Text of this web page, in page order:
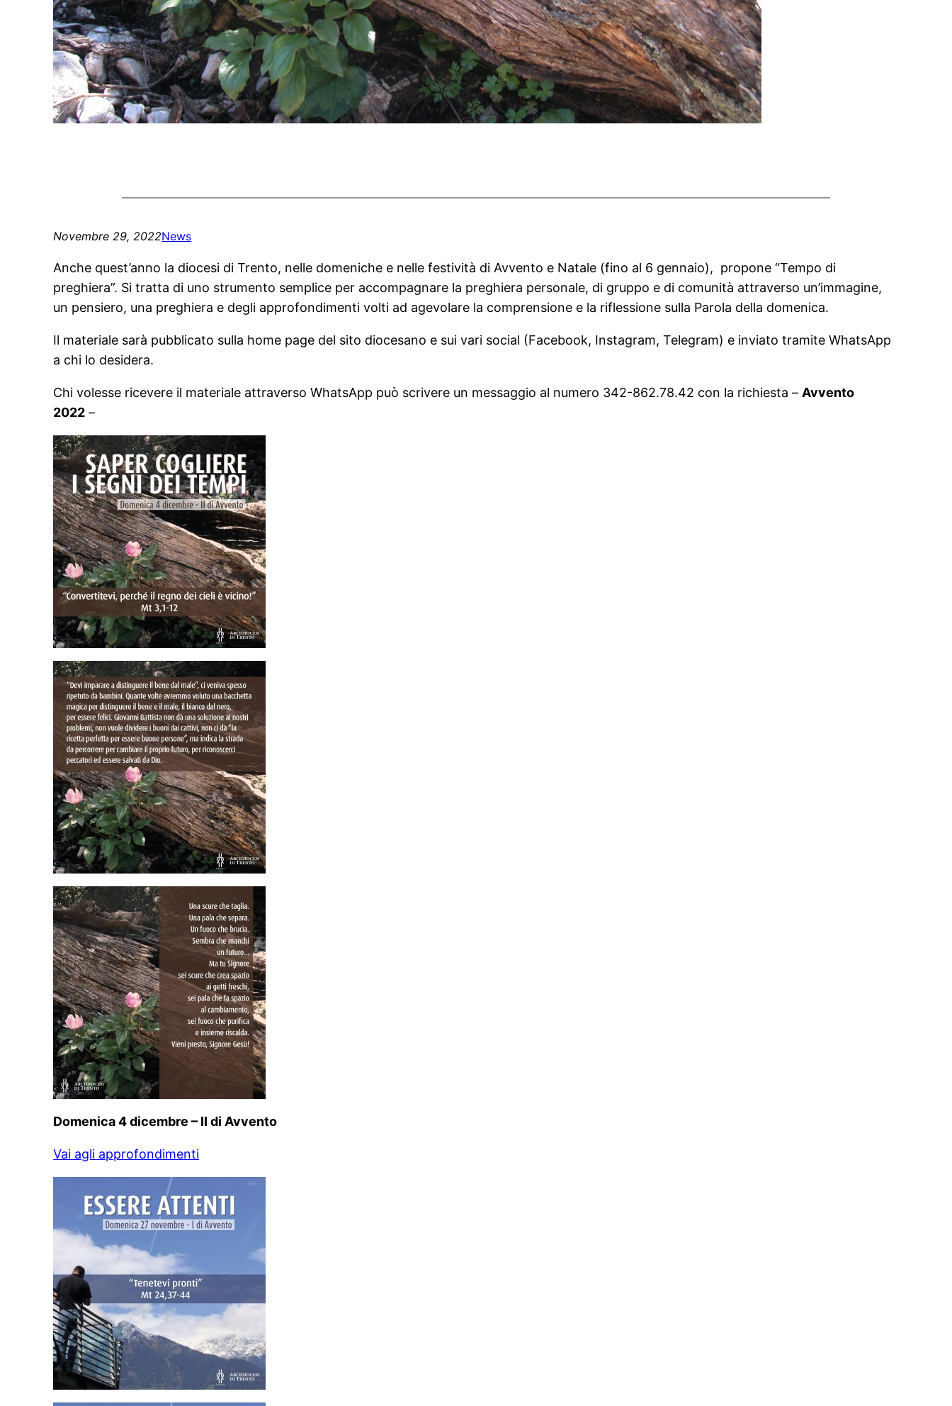
Novembre 29, 2022News
Anche quest’anno la diocesi di Trento, nelle domeniche e nelle festività di Avvento e Natale (fino al 6 gennaio), propone “Tempo di
preghiera”. Si tratta di uno strumento semplice per accompagnare la preghiera personale, di gruppo e di comunità attraverso un’immagine,
un pensiero, una preghiera e degli approfondimenti volti ad agevolare la comprensione e la riflessione sulla Parola della domenica.
Il materiale sarà pubblicato sulla home page del sito diocesano e sui vari social (Facebook, Instagram, Telegram) e inviato tramite WhatsApp
a chi lo desidera.
Chi volesse ricevere il materiale attraverso WhatsApp può scrivere un messaggio al numero 342-862.78.42 con la richiesta –Avvento
2022 –
Domenica 4 dicembre – II di Avvento
Vai agli approfondimenti